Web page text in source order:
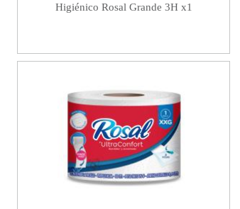
Higiénico Rosal Grande 3H x1